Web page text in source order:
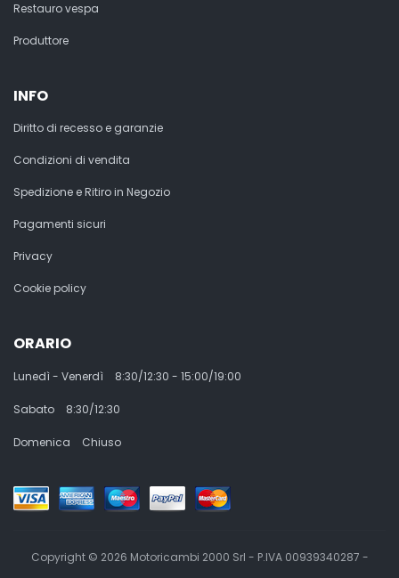
Restauro vespa
Produttore
INFO
Diritto di recesso e garanzie
Condizioni di vendita
Spedizione e Ritiro in Negozio
Pagamenti sicuri
Privacy
Cookie policy
ORARIO
Lunedì - Venerdì 8:30/12:30 - 15:00/19:00
Sabato 8:30/12:30
Domenica Chiuso
Copyright © 2026 Motoricambi 2000 Srl - P.IVA 00939340287 -